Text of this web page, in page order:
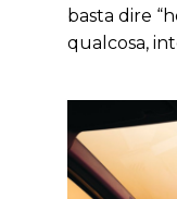
basta dire
qualcosa,